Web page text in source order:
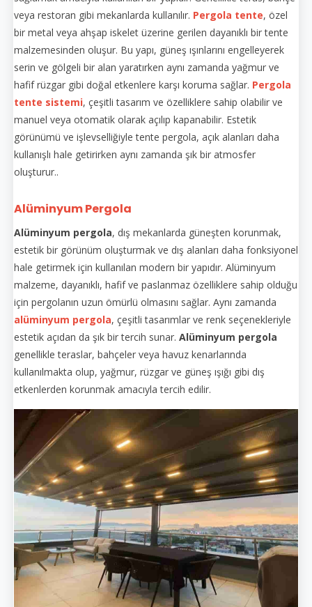
veya restoran gibi mekanlarda kullanılır. Pergola tente, özel
bir metal veya ahşap iskelet üzerine gerilen dayanıklı bir tente
malzemesinden oluşur. Bu yapı, güneş ışınlarını engelleyerek
serin ve gölgeli bir alan yaratırken aynı zamanda yağmur ve
hafif rüzgar gibi doğal etkenlere karşı koruma sağlar. Pergola
tente sistemi, çeşitli tasarım ve özelliklere sahip olabilir ve
manuel veya otomatik olarak açılıp kapanabilir. Estetik
görünümü ve işlevselliğiyle tente pergola, açık alanları daha
kullanışlı hale getirirken aynı zamanda şık bir atmosfer
oluşturur..
Alüminyum Pergola
Alüminyum pergola, dış mekanlarda güneşten korunmak,
estetik bir görünüm oluşturmak ve dış alanları daha fonksiyonel
hale getirmek için kullanılan modern bir yapıdır. Alüminyum
malzeme, dayanıklı, hafif ve paslanmaz özelliklere sahip olduğu
için pergolanın uzun ömürlü olmasını sağlar. Aynı zamanda
alüminyum pergola, çeşitli tasarımlar ve renk seçenekleriyle
estetik açıdan da şık bir tercih sunar. Alüminyum pergola
genellikle teraslar, bahçeler veya havuz kenarlarında
kullanılmakta olup, yağmur, rüzgar ve güneş ışığı gibi dış
etkenlerden korunmak amacıyla tercih edilir.